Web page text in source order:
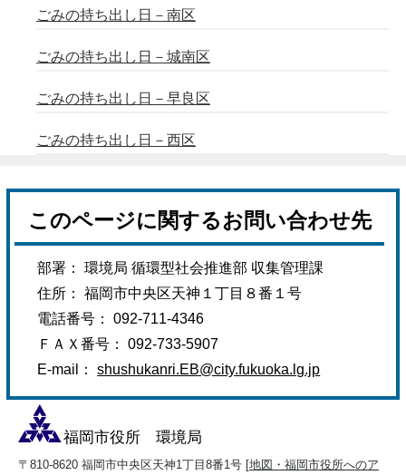
ごみの持ち出し日－南区
ごみの持ち出し日－城南区
ごみの持ち出し日－早良区
ごみの持ち出し日－西区
このページに関するお問い合わせ先
部署： 環境局 循環型社会推進部 収集管理課
住所： 福岡市中央区天神１丁目８番１号
電話番号： 092-711-4346
ＦＡＸ番号： 092-733-5907
E-mail：shushukanri.EB@city.fukuoka.lg.jp
福岡市役所 環境局
〒810-8620 福岡市中央区天神1丁目8番1号 [地図・福岡市役所へのア